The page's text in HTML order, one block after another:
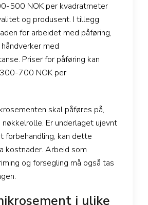
500 NOK per kvadratmeter
og produsent. I tillegg
for arbeidet med påføring,
med
Priser for påføring kan
700 NOK per
skal påføres på,
Er underlaget ujevnt
forbehandling, kan dette
kostnader. Arbeid som
og forsegling må også tas
i ulike